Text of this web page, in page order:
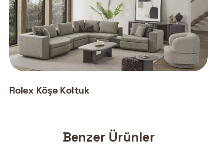
Rolex Köşe Koltuk
Benzer Ürünler